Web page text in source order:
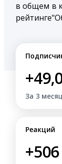
в общем
рейтинге
в
За 3
Реакций
+506